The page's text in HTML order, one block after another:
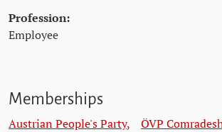
Profession:
Employee
Memberships
Austrian People's Party, ÖVP